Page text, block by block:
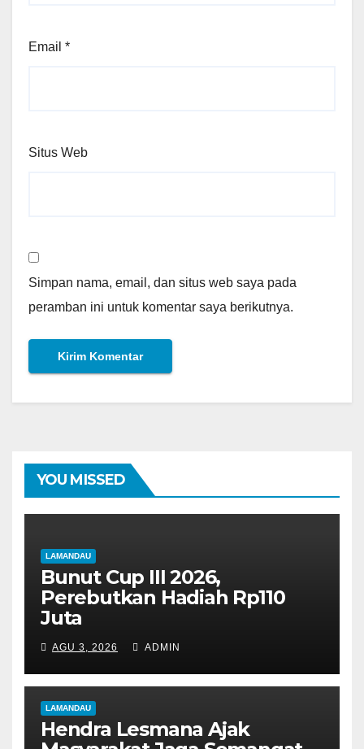
Email *
Situs Web
Simpan nama, email, dan situs web saya pada
peramban ini untuk komentar saya berikutnya.
YOU MISSED
LAMANDAU
Bunut Cup III 2026,
Perebutkan Hadiah Rp110
Juta
AGU 3, 2026 ADMIN
LAMANDAU
Hendra Lesmana Ajak